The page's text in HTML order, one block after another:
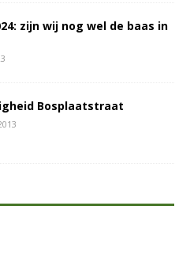
zijn wij nog wel de baas in
Bosplaatstraat